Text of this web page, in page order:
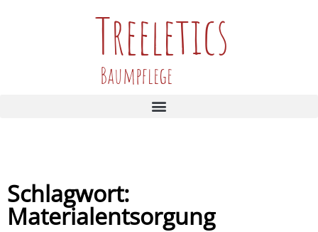
Treeletics
Baumpflege
Schlagwort:
Materialentsorgung